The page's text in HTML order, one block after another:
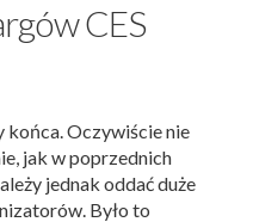
CES
końca. Oczywiście nie
jak w poprzednich
jednak oddać duże
Było to